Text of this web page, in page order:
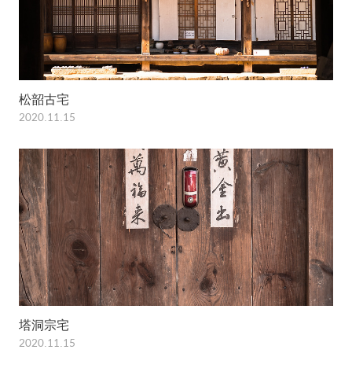
松韶古宅
2020.11.15
塔洞宗宅
2020.11.15